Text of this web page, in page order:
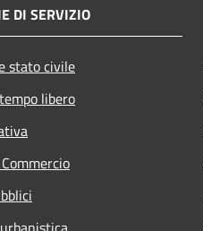
DI SERVIZIO
stato civile
libero